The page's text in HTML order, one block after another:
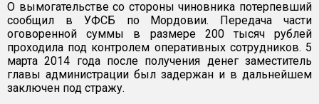
О вымогательстве со стороны чиновника потерпевший
сообщил в УФСБ по Мордовии. Передача части
оговоренной суммы в размере 200 тысяч рублей
проходила под контролем оперативных сотрудников. 5
марта 2014 года после получения денег заместитель
главы администрации был задержан и в дальнейшем
заключен под стражу.